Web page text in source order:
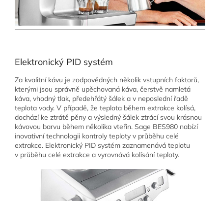
Elektronický PID systém
Za kvalitní kávu je zodpovědných několik vstupních faktorů,
kterými jsou správně upěchovaná káva, čerstvě namletá
káva, vhodný tlak, předehřátý šálek a v neposlední řadě
teplota vody. V případě, že teplota během extrakce kolísá,
dochází ke ztrátě pěny a výsledný šálek ztrácí svou krásnou
kávovou barvu během několika vteřin. Sage BES980 nabízí
inovativní technologii kontroly teploty v průběhu celé
extrakce. Elektronický PID systém zaznamenává teplotu
v průběhu celé extrakce a vyrovnává kolísání teploty.